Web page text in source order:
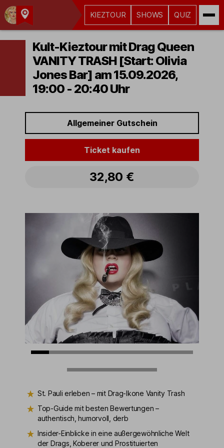
Kult-
Kieztouren
Hamburg
KIEZTOUR SHOWS QUIZ
Kult-Kieztour mit Drag Queen
VANITY TRASH [Start: Olivia
Jones Bar] am 15.09.2026,
19:00 - 20:40 Uhr
Allgemeiner Gutschein
Ticket kaufen
32,80 €
St. Pauli erleben – mit Drag-Ikone Vanity Trash
Top-Guide mit besten Bewertungen –
authentisch, humorvoll, derb
Insider-Einblicke in eine außergewöhnliche Welt
der Drags, Koberer und Prostituierten